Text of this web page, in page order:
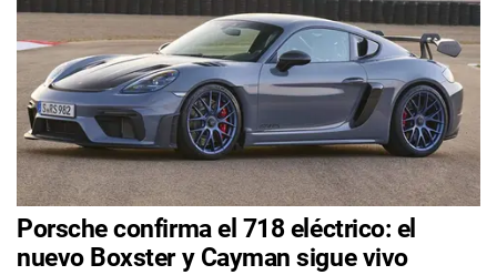
Porsche confirma el 718 eléctrico: el
nuevo Boxster y Cayman sigue vivo